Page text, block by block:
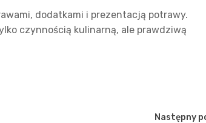
dodatkami i prezentacją potrawy.
czynnością kulinarną, ale prawdziwą
Następny